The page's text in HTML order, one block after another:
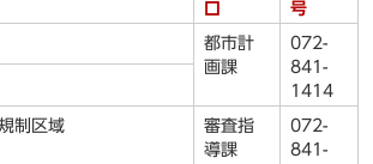
口
号
都市計
画課
072-
841-
1414
制区域
審査指
導課
072-
841-